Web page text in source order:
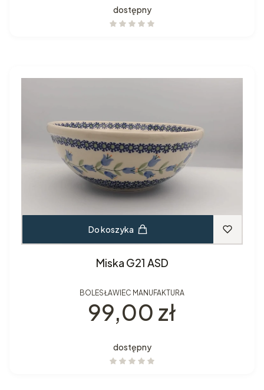
dostępny
Do koszyka
Miska G21 ASD
BOLESŁAWIEC MANUFAKTURA
Cena
99,00 zł
dostępny